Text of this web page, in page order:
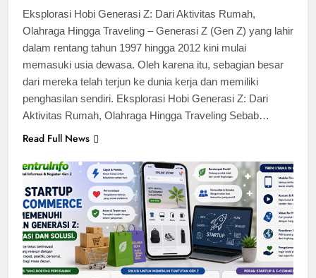
Eksplorasi Hobi Generasi Z: Dari Aktivitas Rumah,
Olahraga Hingga Traveling – Generasi Z (Gen Z) yang lahir
dalam rentang tahun 1997 hingga 2012 kini mulai
memasuki usia dewasa. Oleh karena itu, sebagian besar
dari mereka telah terjun ke dunia kerja dan memiliki
penghasilan sendiri. Eksplorasi Hobi Generasi Z: Dari
Aktivitas Rumah, Olahraga Hingga Traveling Sebab…
Read Full News